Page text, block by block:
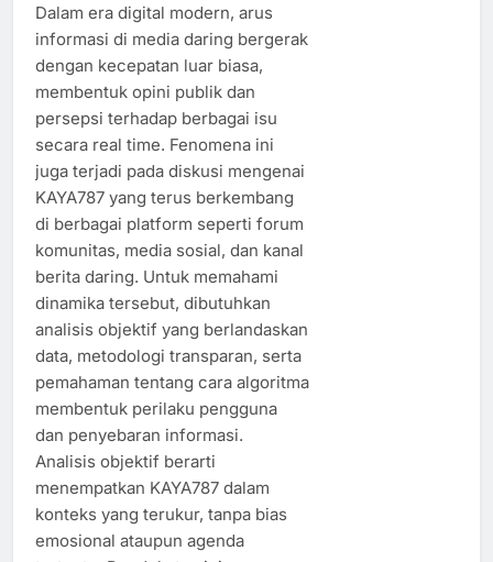
Dalam era digital modern, arus
informasi di media daring bergerak
dengan kecepatan luar biasa,
membentuk opini publik dan
persepsi terhadap berbagai isu
secara real time. Fenomena ini
juga terjadi pada diskusi mengenai
KAYA787 yang terus berkembang
di berbagai platform seperti forum
komunitas, media sosial, dan kanal
berita daring. Untuk memahami
dinamika tersebut, dibutuhkan
analisis objektif yang berlandaskan
data, metodologi transparan, serta
pemahaman tentang cara algoritma
membentuk perilaku pengguna
dan penyebaran informasi.
Analisis objektif berarti
menempatkan KAYA787 dalam
konteks yang terukur, tanpa bias
emosional ataupun agenda